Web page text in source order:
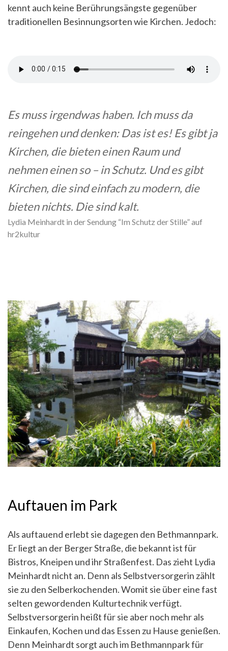
kennt auch keine Berührungsängste gegenüber
traditionellen Besinnungsorten wie Kirchen. Jedoch:
Es muss irgendwas haben. Ich muss da
reingehen und denken: Das ist es! Es gibt ja
Kirchen, die bieten einen Raum und
nehmen einen so – in Schutz. Und es gibt
Kirchen, die sind einfach zu modern, die
bieten nichts. Die sind kalt.
Lydia Meinhardt in der Sendung “Im Schutz der Stille” auf
hr2kultur
Auftauen im Park
Als auftauend erlebt sie dagegen den Bethmannpark.
Er liegt an der Berger Straße, die bekannt ist für
Bistros, Kneipen und ihr Straßenfest. Das zieht Lydia
Meinhardt nicht an. Denn als Selbstversorgerin zählt
sie zu den Selberkochenden. Womit sie über eine fast
selten gewordenden Kulturtechnik verfügt.
Selbstversorgerin heißt für sie aber noch mehr als
Einkaufen, Kochen und das Essen zu Hause genießen.
Denn Meinhardt sorgt auch im Bethmannpark für